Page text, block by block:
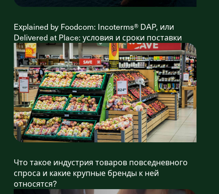
Explained by Foodcom: Incoterms® DAP, или
Delivered at Place: условия и сроки поставки
Что такое индустрия товаров повседневного
спроса и какие крупные бренды к ней
относятся?